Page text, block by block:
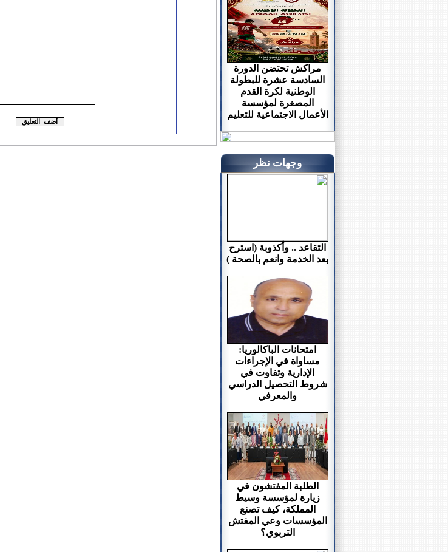
مراكش تحتضن الدورة
السادسة عشرة للبطولة
الوطنية لكرة القدم
المصغرة لمؤسسة
الأعمال الاجتماعية للتعليم
وجهات نظر
التقاعد .. وأكذوبة (استرح
بعد الخدمة وانعم بالصحة )
امتحانات الباكالوريا:
مساواة في الإجراءات
الإدارية وتفاوت في
شروط التحصيل الدراسي
والمعرفي
الطلبة المفتشون في
زيارة لمؤسسة وسيط
المملكة، كيف تصنع
المؤسسات وعي المفتش
التربوي؟